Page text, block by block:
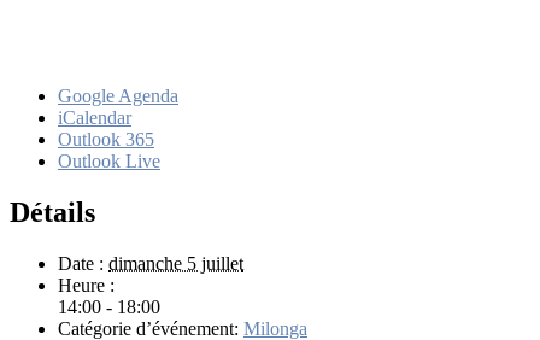
Google Agenda
iCalendar
Outlook 365
Outlook Live
Détails
Date : dimanche 5 juillet
Heure :
14:00 - 18:00
Catégorie d’événement: Milonga